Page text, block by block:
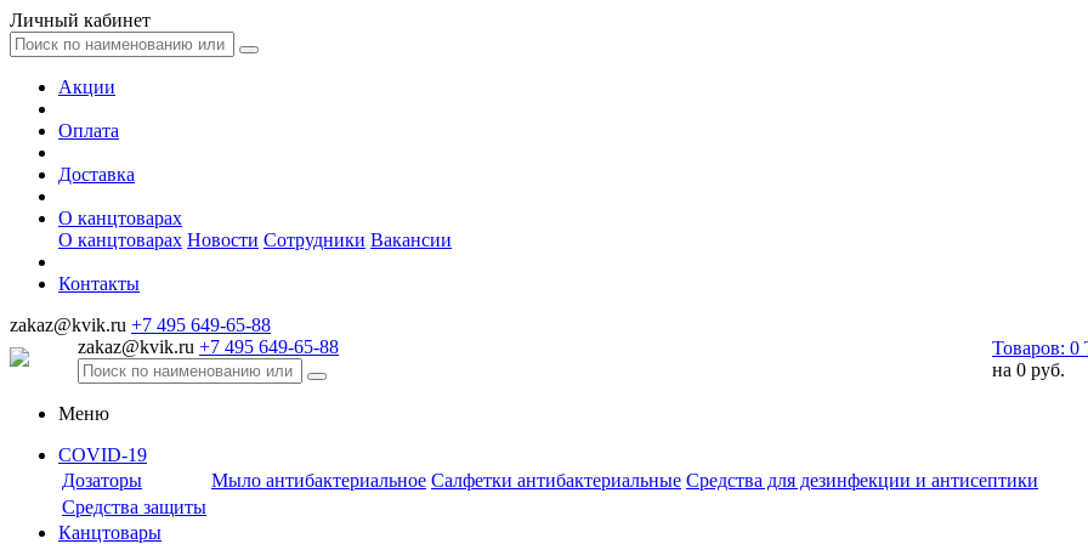
Личный кабинет
Акции
Оплата
Доставка
О канцтоварах
О канцтоварах Новости Сотрудники Вакансии
Контакты
zakaz@kvik.ru +7 495 649-65-88
zakaz@kvik.ru +7 495 649-65-88 Товаров: 0
на 0 руб.
Меню
COVID-19
Дозаторы
Мыло антибактериальное Салфетки антибактериальные Средства для дезинфекции и антисептики
Средства защиты
Канцтовары